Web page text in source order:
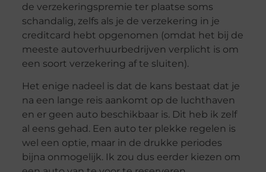
de verzekeringspremie ter plaatse soms
schandalig, zelfs als je de verzekering in je
creditcard hebt opgenomen (omdat het bij de
meeste autoverhuurbedrijven verplicht is om
een soort verzekering af te sluiten).
Het enige nadeel is dat de kans bestaat dat je
na een lange reis aankomt op de luchthaven
en er geen auto beschikbaar is. Dit heb ik zelf
al eens gehad. Een auto ter plekke regelen is
wel een optie, maar in de drukke periodes
bijna onmogelijk. Ik zou dus eerder kiezen om